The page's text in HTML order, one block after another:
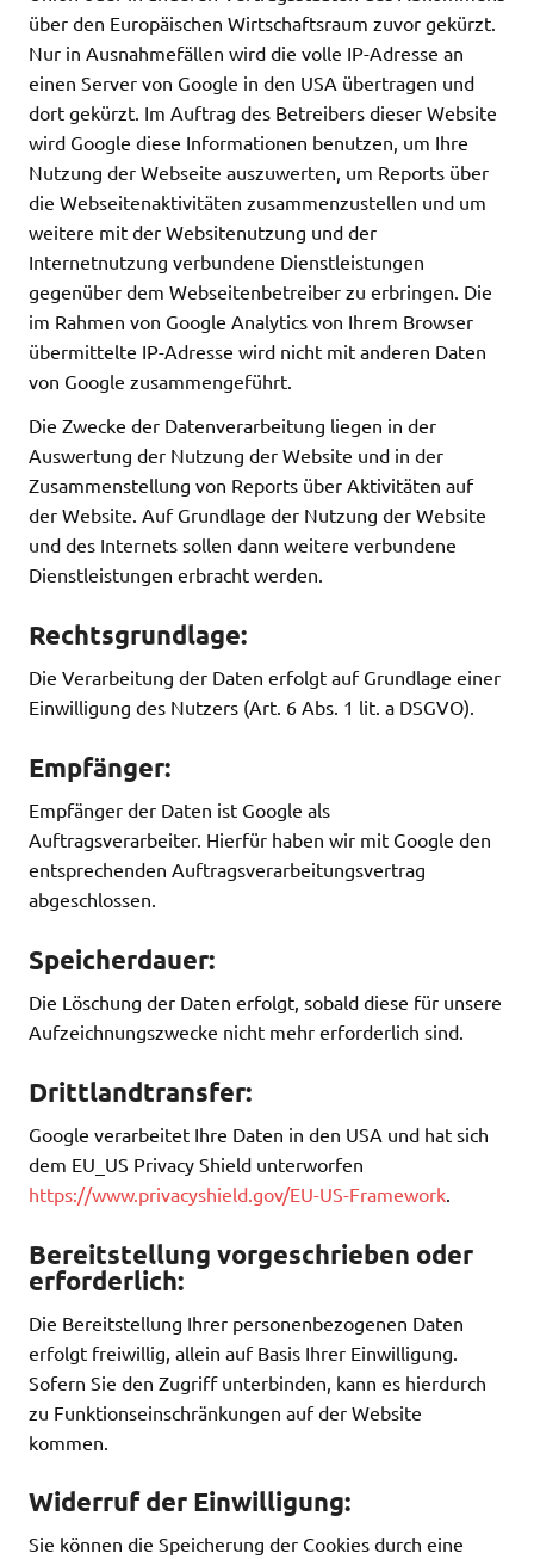
über den Europäischen Wirtschaftsraum zuvor gekürzt.
Nur in Ausnahmefällen wird die volle IP-Adresse an
einen Server von Google in den USA übertragen und
dort gekürzt. Im Auftrag des Betreibers dieser Website
wird Google diese Informationen benutzen, um Ihre
Nutzung der Webseite auszuwerten, um Reports über
die Webseitenaktivitäten zusammenzustellen und um
weitere mit der Websitenutzung und der
Internetnutzung verbundene Dienstleistungen
gegenüber dem Webseitenbetreiber zu erbringen. Die
im Rahmen von Google Analytics von Ihrem Browser
übermittelte IP-Adresse wird nicht mit anderen Daten
von Google zusammengeführt.
Die Zwecke der Datenverarbeitung liegen in der
Auswertung der Nutzung der Website und in der
Zusammenstellung von Reports über Aktivitäten auf
der Website. Auf Grundlage der Nutzung der Website
und des Internets sollen dann weitere verbundene
Dienstleistungen erbracht werden.
Rechtsgrundlage:
Die Verarbeitung der Daten erfolgt auf Grundlage einer
Einwilligung des Nutzers (Art. 6 Abs. 1 lit. a DSGVO).
Empfänger:
Empfänger der Daten ist Google als
Auftragsverarbeiter. Hierfür haben wir mit Google den
entsprechenden Auftragsverarbeitungsvertrag
abgeschlossen.
Speicherdauer:
Die Löschung der Daten erfolgt, sobald diese für unsere
Aufzeichnungszwecke nicht mehr erforderlich sind.
Drittlandtransfer:
Google verarbeitet Ihre Daten in den USA und hat sich
dem EU_US Privacy Shield unterworfen
https://www.privacyshield.gov/EU-US-Framework
Bereitstellung vorgeschrieben oder
erforderlich:
Die Bereitstellung Ihrer personenbezogenen Daten
erfolgt freiwillig, allein auf Basis Ihrer Einwilligung.
Sofern Sie den Zugriff unterbinden, kann es hierdurch
zu Funktionseinschränkungen auf der Website
kommen.
Widerruf der Einwilligung:
Sie können die Speicherung der Cookies durch eine